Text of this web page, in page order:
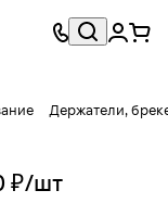
Держатели,
₽/шт